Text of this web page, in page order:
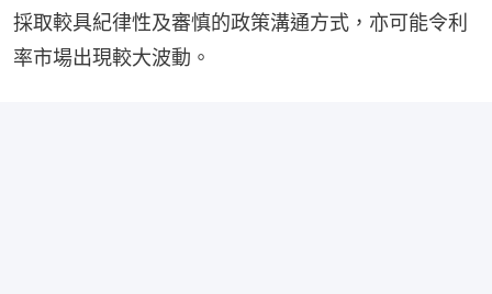
採取較具紀律性及審慎的政策溝通方式，亦可能令利
率市場出現較大波動。